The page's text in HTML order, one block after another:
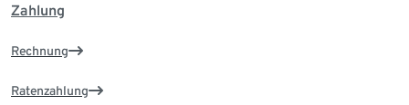
Zahlung
Rechnung
Ratenzahlung